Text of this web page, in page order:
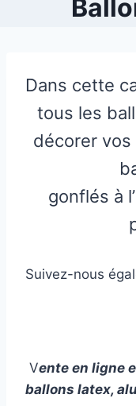
Dans cette
tous les
décorer vos
gonflés à
Suivez-nous
Vente en ligne
ballons latex,